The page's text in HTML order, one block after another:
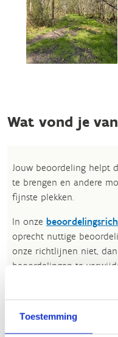
Toestemming
Wat vond je
Jouw beoordeling helpt
te brengen en andere
fijnste plekken.
In onze
oprecht nuttige
onze richtlijnen niet,
beoordelingen te
inhoud ervan te
en leesbaarheid te